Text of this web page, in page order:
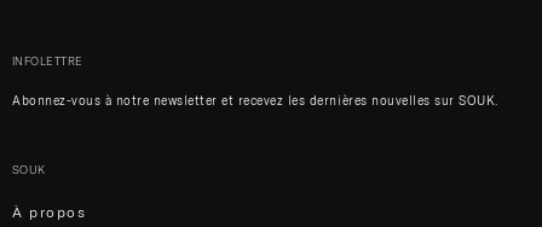
INFOLETTRE
Abonnez-vous à notre newsletter et recevez les dernières nouvelles sur SOUK.
SOUK
À propos